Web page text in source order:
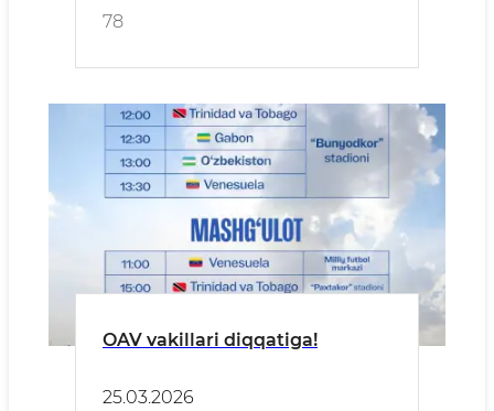
78
OAV vakillari diqqatiga!
25.03.2026